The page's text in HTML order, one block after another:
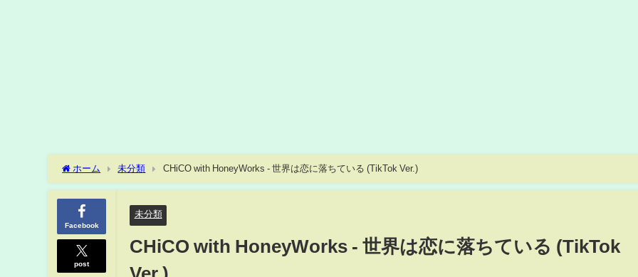
ホーム 未分類 CHiCO with HoneyWorks - 世界は恋に落ちている (TikTok Ver.)
Facebook
post
未分類
CHiCO with HoneyWorks - 世界は恋に落ちている (TikTok
Ver.)